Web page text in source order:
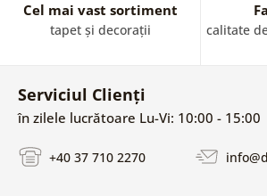
Cel mai vast sortiment
tapet și decorații calitate
Serviciul Clienți
în zilele lucrătoare Lu-Vi: 10:00 - 15:00
+40 37 710 2270